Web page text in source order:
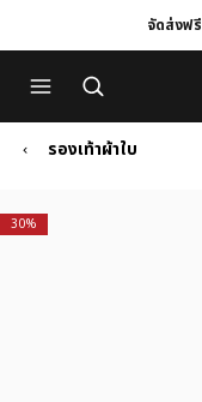
to
Main
content
to
Footer
Content
จัดส่งฟรี
รองเท้าผ้าใบ
30%